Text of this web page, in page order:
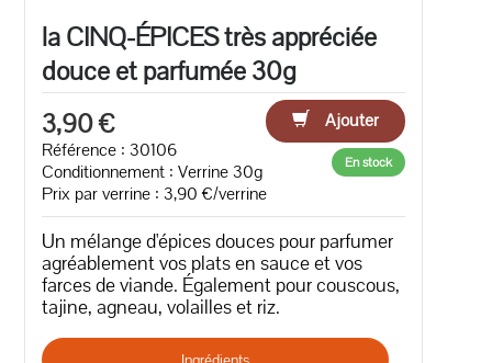
la CINQ-ÉPICES très appréciée
douce et parfumée 30g
3,90 €
Ajouter
Référence : 30106
Conditionnement : Verrine 30g
Prix par verrine : 3,90 €/verrine
En stock
Un mélange d'épices douces pour parfumer
agréablement vos plats en sauce et vos
farces de viande. Également pour couscous,
tajine, agneau, volailles et riz.